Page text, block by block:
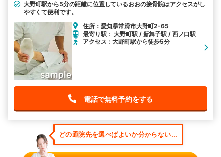
大野町駅から5分の距離に位置しているおおの接骨院はアクセスがし
やすくて便利です。
住所：愛知県常滑市大野町2-65
最寄り駅： 大野町駅 / 新舞子駅 / 西ノ口駅
アクセス：大野町駅から徒歩5分
電話で無料予約をする
どの通院先を選べばよいか分からない...